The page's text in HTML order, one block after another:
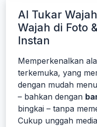
AI Tukar
Wajah di Foto
Instan
Memperkenalkan
terkemuka, yang
dengan mudah
– bahkan dengan
bingkai – tanpa
Cukup unggah